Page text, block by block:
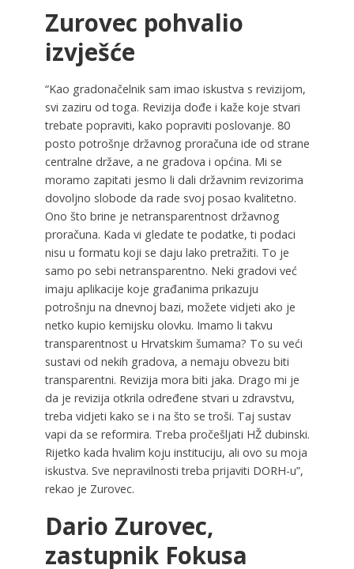
Zurovec pohvalio
izvješće
“Kao gradonačelnik sam imao iskustva s revizijom,
svi zaziru od toga. Revizija dođe i kaže koje stvari
trebate popraviti, kako popraviti poslovanje. 80
posto potrošnje državnog proračuna ide od strane
centralne države, a ne gradova i općina. Mi se
moramo zapitati jesmo li dali državnim revizorima
dovoljno slobode da rade svoj posao kvalitetno.
Ono što brine je netransparentnost državnog
proračuna. Kada vi gledate te podatke, ti podaci
nisu u formatu koji se daju lako pretražiti. To je
samo po sebi netransparentno. Neki gradovi već
imaju aplikacije koje građanima prikazuju
potrošnju na dnevnoj bazi, možete vidjeti ako je
netko kupio kemijsku olovku. Imamo li takvu
transparentnost u Hrvatskim šumama? To su veći
sustavi od nekih gradova, a nemaju obvezu biti
transparentni. Revizija mora biti jaka. Drago mi je
da je revizija otkrila određene stvari u zdravstvu,
treba vidjeti kako se i na što se troši. Taj sustav
vapi da se reformira. Treba pročešljati HŽ dubinski.
Rijetko kada hvalim koju instituciju, ali ovo su moja
iskustva. Sve nepravilnosti treba prijaviti DORH-u”,
rekao je Zurovec.
Dario Zurovec,
zastupnik Fokusa